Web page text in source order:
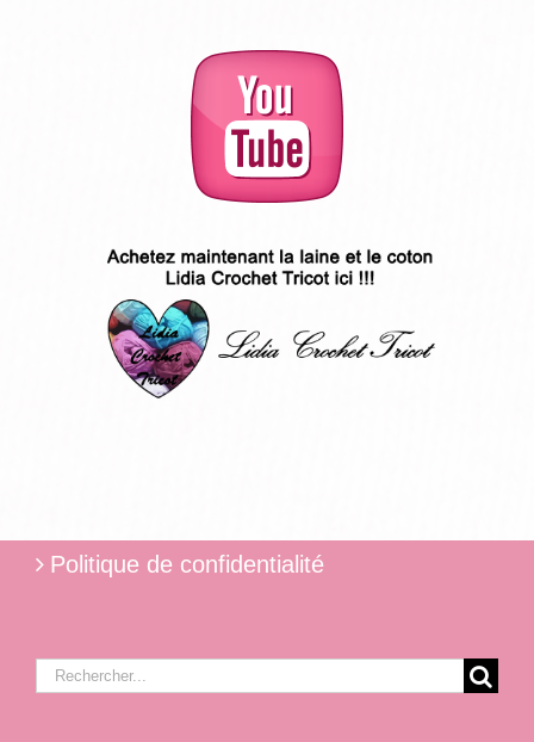
Politique de confidentialité
Rechercher: